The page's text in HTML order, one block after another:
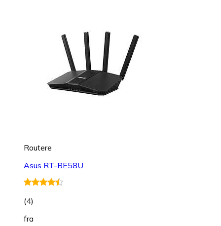
Routere
Asus RT-BE58U
(4)
fra